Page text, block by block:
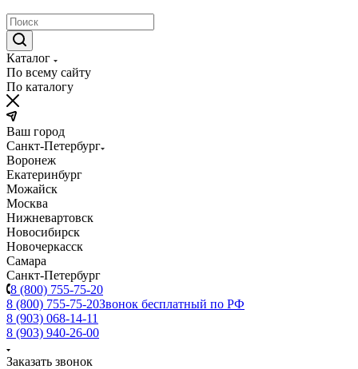
Каталог
По всему сайту
По каталогу
Ваш город
Санкт-Петербург
Воронеж
Екатеринбург
Можайск
Москва
Нижневартовск
Новосибирск
Новочеркасск
Самара
Санкт-Петербург
8 (800) 755-75-20
8 (800) 755-75-20Звонок бесплатный по РФ
8 (903) 068-14-11
8 (903) 940-26-00
Заказать звонок